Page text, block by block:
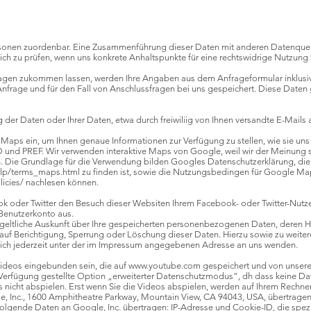
zuordenbar. Eine Zusammenführung dieser Daten mit anderen
zu prüfen, wenn uns konkrete Anhaltspunkte für eine rechtswidrige
zukommen lassen, werden Ihre Angaben aus dem Anfrageformular
und für den Fall von Anschlussfragen bei uns gespeichert. Diese
Daten oder Ihrer Daten, etwa durch freiwiliig von Ihnen versandte E-Mails
ein, um Ihnen genaue Informationen zur Verfügung zu stellen, wie sie
PREF. Wir verwenden interaktive Maps von Google, weil wir der Meinung
Die Grundlage für die Verwendung bilden Googles Datenschutzerklärung,
terms_maps.html zu finden ist, sowie die Nutzungsbedingen für Google
nachlesen können.
oder Twitter den Besuch dieser Websiten Ihrem Facebook- oder Twitter-
aus.
Auskunft über Ihre gespeicherten personenbezogenen Daten, deren
Berichtigung, Sperrung oder Löschung dieser Daten. Hierzu sowie zu
jederzeit unter der im Impressum angegebenen Adresse an uns wenden.
eingebunden sein, die auf www.youtube.com gespeichert und von
gestellte Option „erweiterter Datenschutzmodus“, dh dass keine
abspielen. Erst wenn Sie die Videos abspielen, werden auf Ihrem
Inc., 1600 Amphitheatre Parkway, Mountain View, CA 94043, USA,
Daten an Google, Inc. übertragen: IP-Adresse und Cookie-ID, die